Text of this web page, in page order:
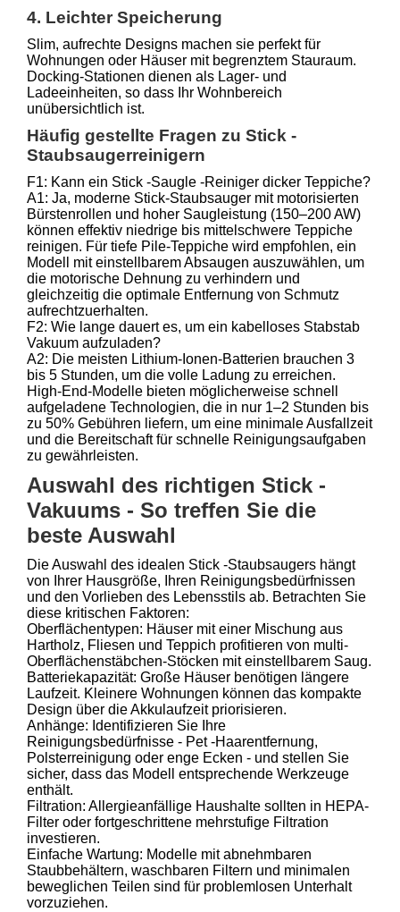
4. Leichter Speicherung
Slim, aufrechte Designs machen sie perfekt für
Wohnungen oder Häuser mit begrenztem Stauraum.
Docking-Stationen dienen als Lager- und
Ladeeinheiten, so dass Ihr Wohnbereich
unübersichtlich ist.
Häufig gestellte Fragen zu Stick -
Staubsaugerreinigern
F1: Kann ein Stick -Saugle -Reiniger dicker Teppiche?
A1: Ja, moderne Stick-Staubsauger mit motorisierten
Bürstenrollen und hoher Saugleistung (150–200 AW)
können effektiv niedrige bis mittelschwere Teppiche
reinigen. Für tiefe Pile-Teppiche wird empfohlen, ein
Modell mit einstellbarem Absaugen auszuwählen, um
die motorische Dehnung zu verhindern und
gleichzeitig die optimale Entfernung von Schmutz
aufrechtzuerhalten.
F2: Wie lange dauert es, um ein kabelloses Stabstab
Vakuum aufzuladen?
A2: Die meisten Lithium-Ionen-Batterien brauchen 3
bis 5 Stunden, um die volle Ladung zu erreichen.
High-End-Modelle bieten möglicherweise schnell
aufgeladene Technologien, die in nur 1–2 Stunden bis
zu 50% Gebühren liefern, um eine minimale Ausfallzeit
und die Bereitschaft für schnelle Reinigungsaufgaben
zu gewährleisten.
Auswahl des richtigen Stick -
Vakuums - So treffen Sie die
beste Auswahl
Die Auswahl des idealen Stick -Staubsaugers hängt
von Ihrer Hausgröße, Ihren Reinigungsbedürfnissen
und den Vorlieben des Lebensstils ab. Betrachten Sie
diese kritischen Faktoren:
Oberflächentypen: Häuser mit einer Mischung aus
Hartholz, Fliesen und Teppich profitieren von multi-
Oberflächenstäbchen-Stöcken mit einstellbarem Saug.
Batteriekapazität: Große Häuser benötigen längere
Laufzeit. Kleinere Wohnungen können das kompakte
Design über die Akkulaufzeit priorisieren.
Anhänge: Identifizieren Sie Ihre
Reinigungsbedürfnisse - Pet -Haarentfernung,
Polsterreinigung oder enge Ecken - und stellen Sie
sicher, dass das Modell entsprechende Werkzeuge
enthält.
Filtration: Allergieanfällige Haushalte sollten in HEPA-
Filter oder fortgeschrittene mehrstufige Filtration
investieren.
Einfache Wartung: Modelle mit abnehmbaren
Staubbehältern, waschbaren Filtern und minimalen
beweglichen Teilen sind für problemlosen Unterhalt
vorzuziehen.